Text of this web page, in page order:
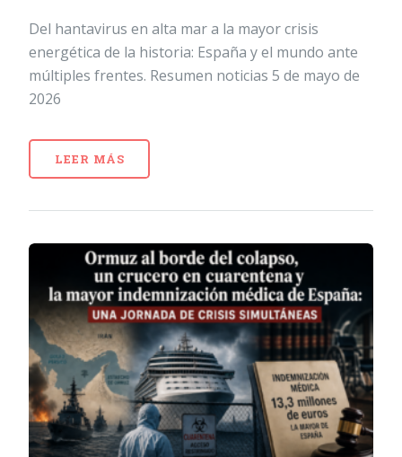
Del hantavirus en alta mar a la mayor crisis
energética de la historia: España y el mundo ante
múltiples frentes. Resumen noticias 5 de mayo de
2026
LEER MÁS